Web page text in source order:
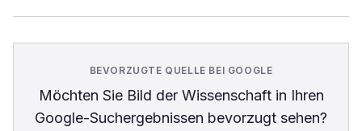
BEVORZUGTE QUELLE BEI GOOGLE
Möchten Sie Bild der Wissenschaftin Ihren
Google-Suchergebnissen bevorzugt sehen?